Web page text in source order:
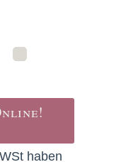
haben